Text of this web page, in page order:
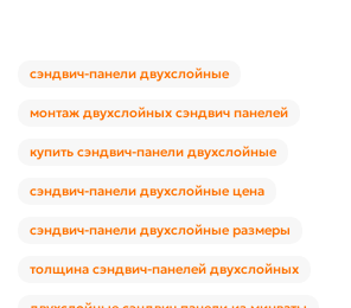
сэндвич-панели двухслойные
монтаж двухслойных сэндвич панелей
купить сэндвич-панели двухслойные
сэндвич-панели двухслойные цена
сэндвич-панели двухслойные размеры
толщина сэндвич-панелей двухслойных